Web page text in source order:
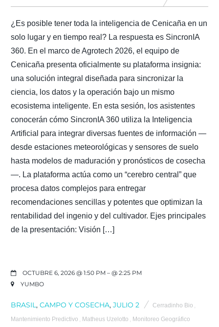
¿Es posible tener toda la inteligencia de Cenicaña en un
solo lugar y en tiempo real? La respuesta es SincronIA
360. En el marco de Agrotech 2026, el equipo de
Cenicaña presenta oficialmente su plataforma insignia:
una solución integral diseñada para sincronizar la
ciencia, los datos y la operación bajo un mismo
ecosistema inteligente. En esta sesión, los asistentes
conocerán cómo SincronIA 360 utiliza la Inteligencia
Artificial para integrar diversas fuentes de información —
desde estaciones meteorológicas y sensores de suelo
hasta modelos de maduración y pronósticos de cosecha
—. La plataforma actúa como un “cerebro central” que
procesa datos complejos para entregar
recomendaciones sencillas y potentes que optimizan la
rentabilidad del ingenio y del cultivador. Ejes principales
de la presentación: Visión […]
OCTUBRE 6, 2026 @ 1:50 PM– @ 2:25 PM
YUMBO
BRASIL,CAMPO Y COSECHA,JULIO 2 Cerradinho Bio
Mantenimiento Predictivo Matheus Uzelotto Monitoreo Geográfico